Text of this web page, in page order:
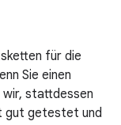
für die
Sie einen
stattdessen
gut getestet und